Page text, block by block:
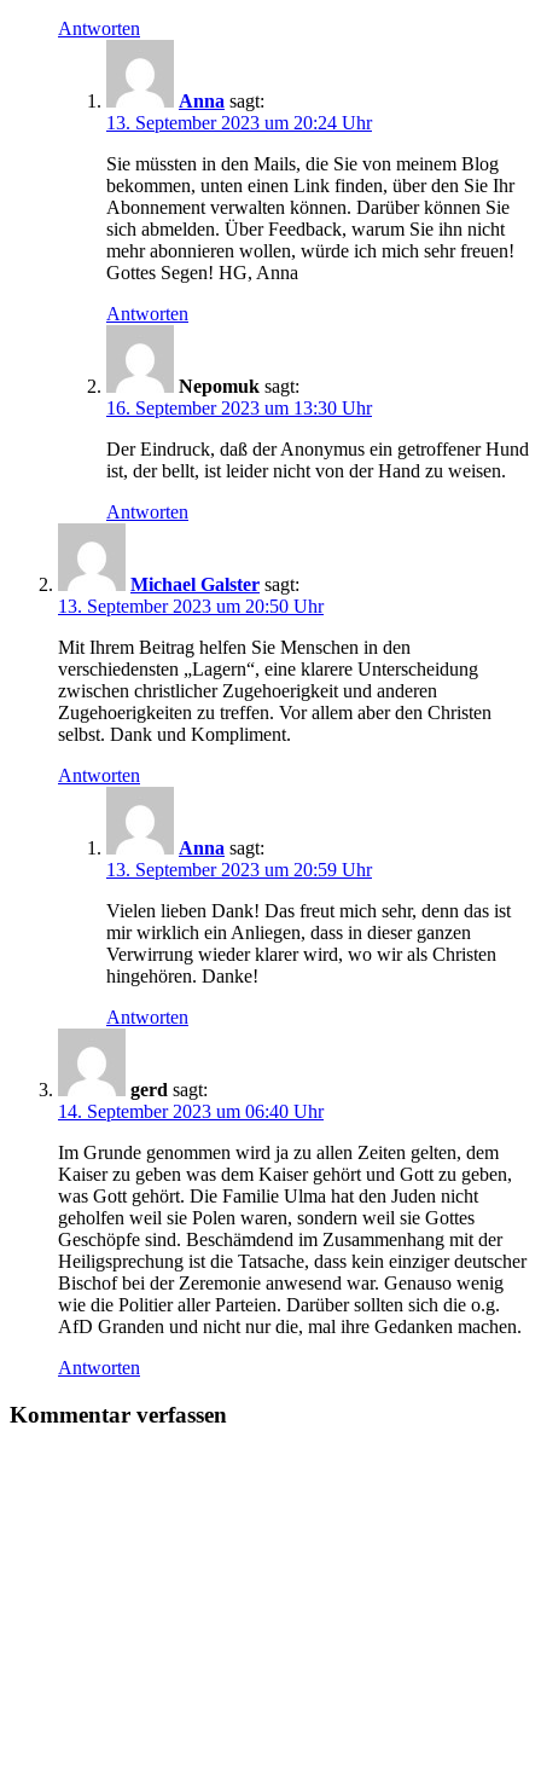
Antworten
Anna sagt:
13. September 2023 um 20:24 Uhr
Sie müssten in den Mails, die Sie von meinem Blog
bekommen, unten einen Link finden, über den Sie Ihr
Abonnement verwalten können. Darüber können Sie
sich abmelden. Über Feedback, warum Sie ihn nicht
mehr abonnieren wollen, würde ich mich sehr freuen!
Gottes Segen! HG, Anna
Antworten
Nepomuk sagt:
16. September 2023 um 13:30 Uhr
Der Eindruck, daß der Anonymus ein getroffener Hund
ist, der bellt, ist leider nicht von der Hand zu weisen.
Antworten
Michael Galster sagt:
13. September 2023 um 20:50 Uhr
Mit Ihrem Beitrag helfen Sie Menschen in den
verschiedensten „Lagern“, eine klarere Unterscheidung
zwischen christlicher Zugehoerigkeit und anderen
Zugehoerigkeiten zu treffen. Vor allem aber den Christen
selbst. Dank und Kompliment.
Antworten
Anna sagt:
13. September 2023 um 20:59 Uhr
Vielen lieben Dank! Das freut mich sehr, denn das ist
mir wirklich ein Anliegen, dass in dieser ganzen
Verwirrung wieder klarer wird, wo wir als Christen
hingehören. Danke!
Antworten
gerd sagt:
14. September 2023 um 06:40 Uhr
Im Grunde genommen wird ja zu allen Zeiten gelten, dem
Kaiser zu geben was dem Kaiser gehört und Gott zu geben,
was Gott gehört. Die Familie Ulma hat den Juden nicht
geholfen weil sie Polen waren, sondern weil sie Gottes
Geschöpfe sind. Beschämdend im Zusammenhang mit der
Heiligsprechung ist die Tatsache, dass kein einziger deutscher
Bischof bei der Zeremonie anwesend war. Genauso wenig
wie die Politier aller Parteien. Darüber sollten sich die o.g.
AfD Granden und nicht nur die, mal ihre Gedanken machen.
Antworten
Kommentar verfassen